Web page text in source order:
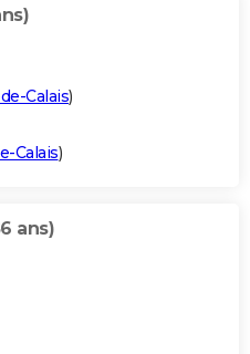
Calais)
Calais)
ans)